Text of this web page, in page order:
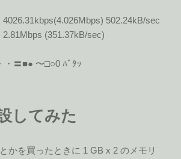
4026.31kbps(4.026Mbps) 502.24kB/sec
(351.37kB/sec)
・〓■● 〜□○0 ﾊﾞﾀｯ
してみた
かを買ったときに 1 GB x 2 のメモリ